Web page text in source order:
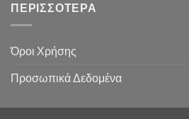
ΠΕΡΙΣΣΌΤΕΡΑ
Όροι Χρήσης
Προσωπικά Δεδομένα